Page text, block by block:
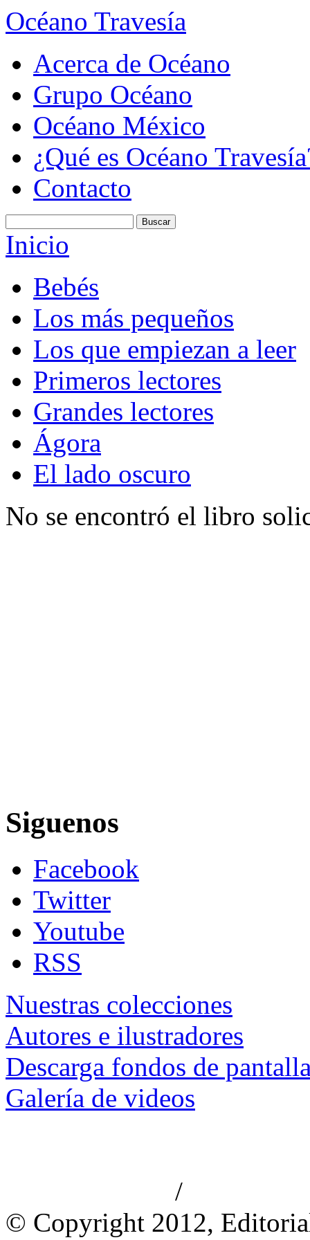
Océano Travesía
Acerca de Océano
Grupo Océano
Océano México
¿Qué es Océano
Contacto
Inicio
Bebés
Los más pequeños
Los que empiezan a leer
Primeros lectores
Grandes lectores
Ágora
El lado oscuro
No se encontró el libro
Siguenos
Facebook
Twitter
Youtube
RSS
Nuestras colecciones
Autores e ilustradores
Descarga fondos de
Galería de videos
/
© Copyright 2012,